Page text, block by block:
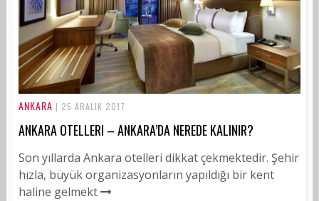
ANKARA | 25 ARALIK 2017
ANKARA OTELLERI – ANKARA’DA NEREDE KALINIR?
Son yıllarda Ankara otelleri dikkat çekmektedir. Şehir
hızla, büyük organizasyonların yapıldığı bir kent
haline gelmekt